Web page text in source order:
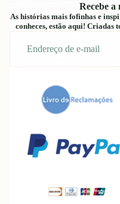
Recebe a
As histórias mais fofinhas e
conheces, estão aqui! Criadas